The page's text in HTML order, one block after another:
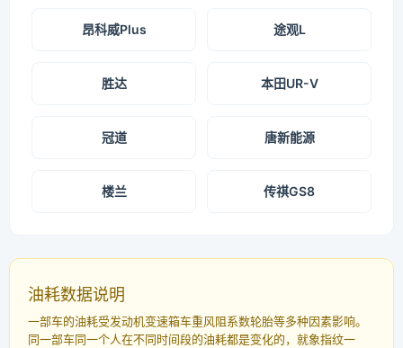
昂科威Plus 途观L
胜达 本田UR-V
冠道 唐新能源
楼兰 传祺GS8
油耗数据说明
一部车的油耗受发动机变速箱车重风阻系数轮胎等多种因素影响。
同一部车同一个人在不同时间段的油耗都是变化的，就象指纹一